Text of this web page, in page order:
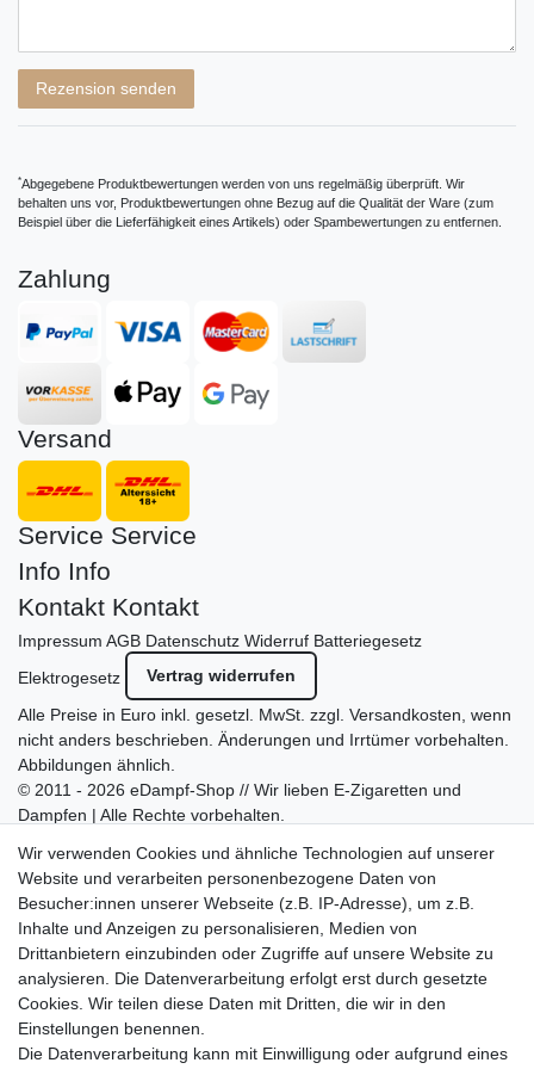
Rezension senden
*Abgegebene Produktbewertungen werden von uns regelmäßig überprüft. Wir
behalten uns vor, Produktbewertungen ohne Bezug auf die Qualität der Ware (zum
Beispiel über die Lieferfähigkeit eines Artikels) oder Spambewertungen zu entfernen.
Zahlung
Versand
Service Service
Info Info
Kontakt Kontakt
Impressum AGB Datenschutz Widerruf Batteriegesetz
Elektrogesetz
Vertrag widerrufen
Alle Preise in Euro inkl. gesetzl. MwSt. zzgl. Versandkosten, wenn
nicht anders beschrieben. Änderungen und Irrtümer vorbehalten.
Abbildungen ähnlich.
© 2011 - 2026 eDampf-Shop // Wir lieben E-Zigaretten und
Dampfen | Alle Rechte vorbehalten.
mit vielen spannenden Artikeln.
Bitte entschuldigen Sie, wenn wir telefonisch wegen hoher
betrieblicher Auslastung nicht erreichbar sein sollten.
Schreiben Sie uns gerne eine E-Mail mit Ihrer Telefonnummer
und der Bitte um Rückruf.
Wir rufen Sie schnellstmöglich zurück.
Wir verwenden Cookies und ähnliche Technologien auf unserer
Website und verarbeiten personenbezogene Daten von
Besucher:innen unserer Webseite (z.B. IP-Adresse), um z.B.
Inhalte und Anzeigen zu personalisieren, Medien von
Drittanbietern einzubinden oder Zugriffe auf unsere Website zu
analysieren. Die Datenverarbeitung erfolgt erst durch gesetzte
Cookies. Wir teilen diese Daten mit Dritten, die wir in den
Einstellungen benennen.
Die Datenverarbeitung kann mit Einwilligung oder aufgrund eines